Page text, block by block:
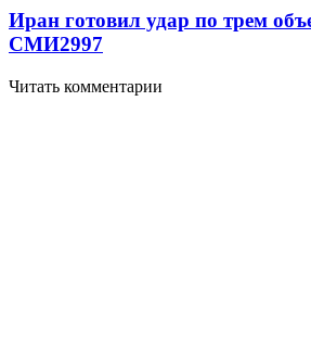
Иран готовил удар по трем
СМИ2997
Читать комментарии